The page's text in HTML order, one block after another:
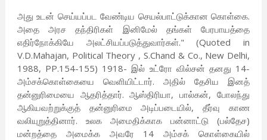
அது உடன் செய்யப்பட வேண்டிய செயல்பாட்டுக்கான கொள்கை.
அதை அரச தந்திரிகள் இனிமேல் தங்கள் பேரபாயத்தை
எதிர்நோக்கியே அலட்சியப்படுத்துவார்கள்." (Quoted in
V.D.Mahajan, Political Theory , S.Chand & Co., New Delhi,
1988, PP.154-155) 1918- இல் உட்ரோ வில்சன் தனது 14-
அம்சக்கொள்கையை வெளியிட்டார். அதில் தேசிய இனத்
தன்னுரிமையை ஆதரித்தார். ஆஸ்திரியா, பால்கன், போலந்து
ஆகியவற்றுக்குத் தன்னுரிமை அடிப்படையில், தீர்வு காண
வலியுறுத்தினார். உலக அமைதிக்காக பன்னாட்டு (பல்தேச)
மன்றத்தை அமைக்க அவரே 14 அம்சக் கொள்கையில்